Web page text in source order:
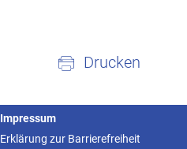
Drucken
Impressum
Erklärung zur Barrierefreiheit